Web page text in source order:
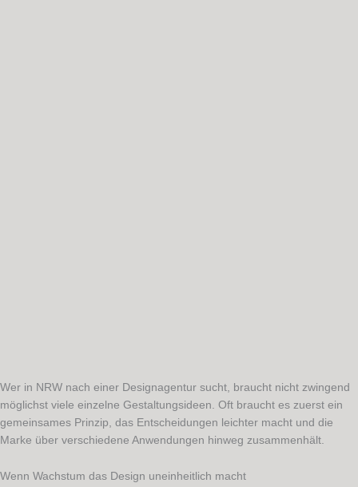
Wer in NRW nach einer Designagentur sucht, braucht nicht zwingend
möglichst viele einzelne Gestaltungsideen. Oft braucht es zuerst ein
gemeinsames Prinzip, das Entscheidungen leichter macht und die
Marke über verschiedene Anwendungen hinweg zusammenhält.
Wenn Wachstum das Design uneinheitlich macht